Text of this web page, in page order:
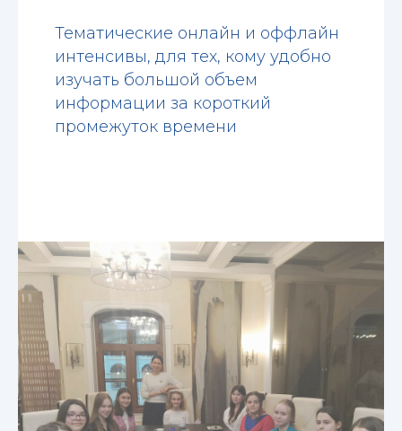
Тематические онлайн и оффлайн
интенсивы, для тех, кому удобно
изучать большой объем
информации за короткий
промежуток времени